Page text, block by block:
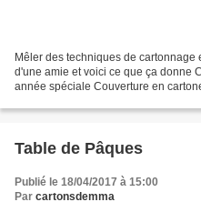
Mêler des techniques de
d'une amie et voici ce que ça donne
année spéciale Couverture en
Table de Pâques
Publié le 18/04/2017 à 15:00
Par cartonsdemma